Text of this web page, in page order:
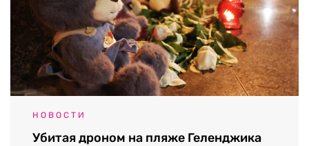
НОВОСТИ
Убитая дроном на пляже Геленджика